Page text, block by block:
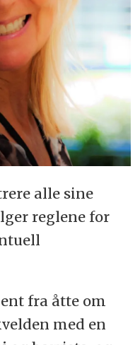
alle sine
reglene for
fra åtte om
med en